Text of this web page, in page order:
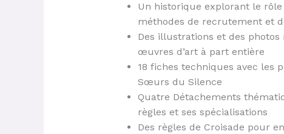
Un historique explorant le
méthodes de recrutement et
Des illustrations et des
œuvres d’art à part entière
18 fiches techniques avec les
Sœurs du Silence
Quatre Détachements
règles et ses spécialisations
Des règles de Croisade pour